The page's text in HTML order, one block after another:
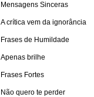
Mensagens Sinceras
A crítica vem da ignorância
Frases de Humildade
Apenas brilhe
Frases Fortes
Não quero te perder